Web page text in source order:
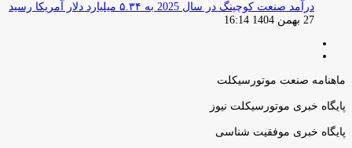
درآمد صنعت کوچینگ در سال 2025 به ۵.۳۴ میلیارد دلار آمریکا رسید
27 بهمن 1404 16:14
ماهنامه صنعت موتورسیکلت
پایگاه خبری موتورسیکلت نیوز
پایگاه خبری موفقیت شناسی